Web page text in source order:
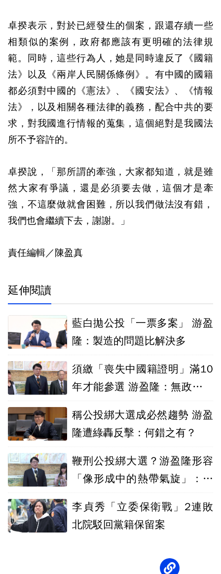
卓揆表示，對於已經發生的個案，跟還存續一些
相類似的案例，政府都應該有更明確的法律規
範。同時，這些行為人，她是同時違反了《國籍
法》以及《兩岸人民關係條例》。有中國的國籍
都必須對中國的《憲法》、《國安法》、《情報
法》，以及相關各種法律的義務，配合中共的要
求，對我國進行情報的蒐集，這個絕對是我國法
所不予容許的。
卓揆說，「那所謂的牽強，大家都知道，就是雖
然大家有爭議，還是必須要去做，這個才是牽
強，不這麼做就會困難，所以我們做法沒有錯，
我們也會繼續下去，謝謝。」
責任編輯／陳盈真
延伸閱讀
藍白拋公投「一票多案」 游盈
隆：製造的問題比解決多
須繳「喪失中國籍證明」滿10
年才能參選 游盈隆：無政治考
稱公投綁大選成必然趨勢 游盈
隆遭綠轟反擊：何錯之有？
鞭刑公投綁大選？游盈隆形容
「像形成中的熱帶氣旋」：密
李貞秀「立委保衛戰」2連敗
北院駁回黨籍保留案